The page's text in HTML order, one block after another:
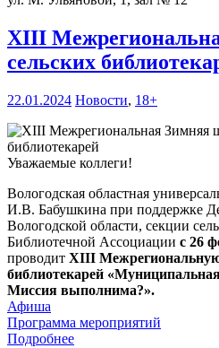
XIII
сельских
22.01.2024 Новости, 18+
Уважаемые коллеги!
Вологодская областная
И.В. Бабушкина при поддержке
Вологодской области, секции
Библиотечной Ассоциации с 26
проводит XIII
библиотекарей
Миссия выполнима?».
Афиша
Программа мероприятий
Подробнее